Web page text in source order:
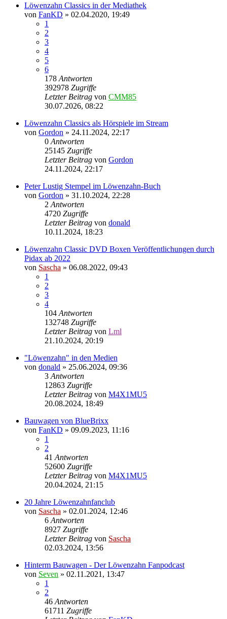
Löwenzahn Classics in der Mediathek
von FanKD » 02.04.2020, 19:49
1
2
3
4
5
6
178 Antworten
392978 Zugriffe
Letzter Beitrag von CMM85
30.07.2026, 08:22
Löwenzahn Classics als Hörspiele im Stream
von Gordon » 24.11.2024, 22:17
0 Antworten
25145 Zugriffe
Letzter Beitrag von Gordon
24.11.2024, 22:17
Peter Lustig Stempel im Löwenzahn-Buch
von Gordon » 31.10.2024, 22:28
2 Antworten
4720 Zugriffe
Letzter Beitrag von donald
10.11.2024, 18:23
Löwenzahn Classic DVD Boxen Veröffentlichungen durch
Pidax ab 2022
von Sascha » 06.08.2022, 09:43
1
2
3
4
104 Antworten
132748 Zugriffe
Letzter Beitrag von Lml
21.10.2024, 20:19
"Löwenzahn" in den Medien
von donald » 25.06.2024, 09:36
3 Antworten
12863 Zugriffe
Letzter Beitrag von M4X1MU5
20.08.2024, 18:49
Bauwagen von BlueBrixx
von FanKD » 09.09.2023, 11:16
1
2
41 Antworten
52600 Zugriffe
Letzter Beitrag von M4X1MU5
20.04.2024, 21:15
20 Jahre Löwenzahnfanclub
von Sascha » 02.01.2024, 12:46
6 Antworten
8927 Zugriffe
Letzter Beitrag von Sascha
02.03.2024, 13:56
Hinterm Bauwagen - Der Löwenzahn Fanpodcast
von Seven » 02.11.2021, 13:47
1
2
46 Antworten
61711 Zugriffe